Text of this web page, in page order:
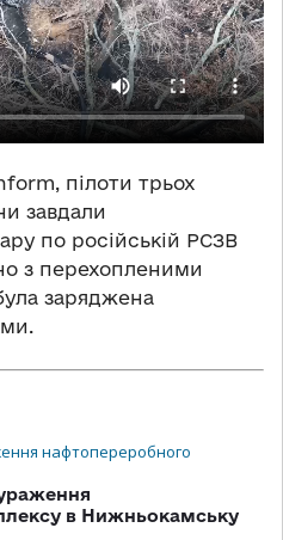
пілоти трьох
завдали
по російській РСЗВ
з перехопленими
заряджена
в Нижньокамську